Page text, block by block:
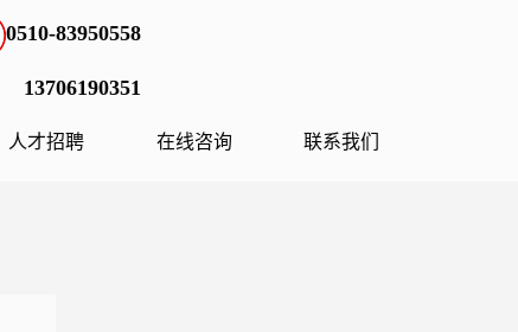
0510-83950558
13706190351
人才招聘 在线咨询 联系我们